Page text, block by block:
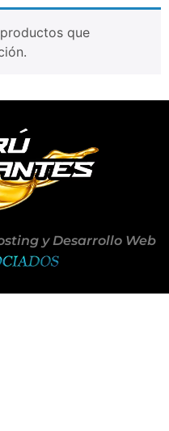
que
y Desarrollo Web